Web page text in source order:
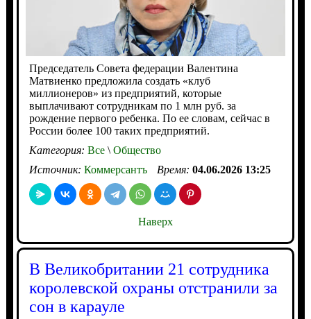
Председатель Совета федерации Валентина
Матвиенко предложила создать «клуб
миллионеров» из предприятий, которые
выплачивают сотрудникам по 1 млн руб. за
рождение первого ребенка. По ее словам, сейчас в
России более 100 таких предприятий.
Категория: Все\Общество
Источник: Коммерсантъ Время: 04.06.2026 13:25
Наверх
В Великобритании 21 сотрудника
королевской охраны отстранили за
сон в карауле